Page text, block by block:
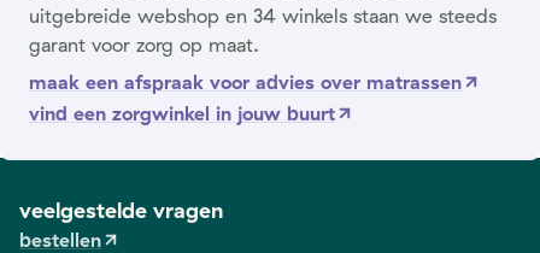
uitgebreide webshop en 34 winkels staan we steeds
garant voor zorg op maat.
maak een afspraak voor advies over matrassen
vind een zorgwinkel in jouw buurt
veelgestelde vragen
bestellen